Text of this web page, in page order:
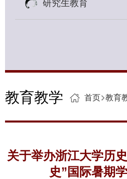
研究生教育
教育教学 首页 教育
关于举办浙江大学历
史”国际暑期